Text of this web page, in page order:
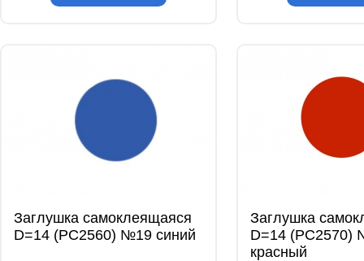
Заглушка самоклеящаяся
D=14 (РС2560) №19 синий
Заглушка
D=14 (РС2570)
красный